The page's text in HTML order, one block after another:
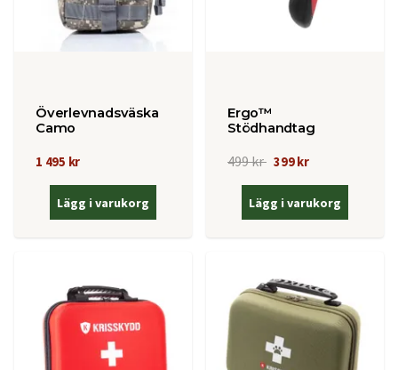
Överlevnadsväska
Camo
1 495 kr
Lägg i varukorg
Ergo™
Stödhandtag
499 kr 399 kr
Lägg i varukorg